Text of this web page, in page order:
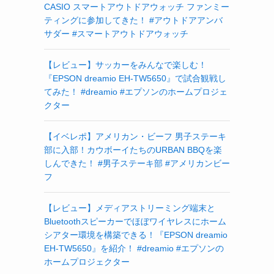
CASIO スマートアウトドアウォッチ ファンミー
ティングに参加してきた！ #アウトドアアンバ
サダー #スマートアウトドアウォッチ
【レビュー】サッカーをみんなで楽しむ！
『EPSON dreamio EH-TW5650』で試合観戦し
てみた！ #dreamio #エプソンのホームプロジェ
クター
【イベレポ】アメリカン・ビーフ 男子ステーキ
部に入部！カウボーイたちのURBAN BBQを楽
しんできた！ #男子ステーキ部 #アメリカンビー
フ
【レビュー】メディアストリーミング端末と
Bluetoothスピーカーでほぼワイヤレスにホーム
シアター環境を構築できる！『EPSON dreamio
EH-TW5650』を紹介！ #dreamio #エプソンの
ホームプロジェクター